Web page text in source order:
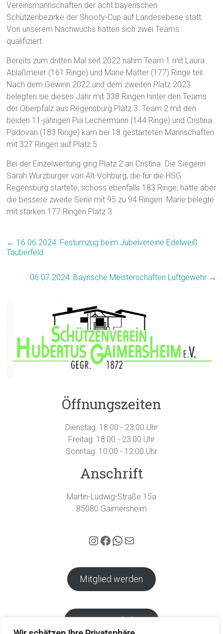
Vereinsmannschaften der acht bayerischen
Schützenbezirke der Shooty-Cup auf Landesebene statt.
Von unserem Nachwuchs hatten sich zwei Teams
qualifiziert.
Bereits zum dritten Mal seit 2022 nahm Team 1 mit Laura
Ablaßmeier (161 Ringe) und Marie Matter (177) Ringe teil.
Nach dem Gewinn 2022 und dem zweiten Platz 2023
belegten sie dieses Jahr mit 338 Ringen hinter den Teams
der Oberpfalz aus Regensburg Platz 3. Team 2 mit den
beiden 11-jährigen Pia Lechermann (144 Ringe) und Cristina
Padovan (183 Ringe) kam bei 18 gestarteten Mannschaften
mit 327 Ringen auf Platz 5.
Bei der Einzelwertung ging Platz 2 an Cristina. Die Siegerin
Sarah Würzburger von Alt-Vohburg, die für die HSG
Regensburg startete, schoss ebenfalls 183 Ringe, hatte aber
die bessere zweite Serie mit 95 zu 94 Ringen. Marie belegte
mit starken 177 Ringen Platz 3.
← 16.06.2024: Festumzug beim Jubelvereine Edelweiß
Tauberfeld
06.07.2024: Bayrische Meisterschaften Luftgewehr →
Öffnungszeiten
Dienstag: 18:00 - 23:00 Uhr
Freitag: 18:00 - 23:00 Uhr
Sonntag: 10:00 - 12:00 Uhr
Anschrift
Martin-Ludwig-Straße 15a
85080 Gaimersheim
Hubertus Gaimersheim auf Instagram
Facebook
WhatsApp
E-Mail
Mitglied werden
Vereins-Webshop